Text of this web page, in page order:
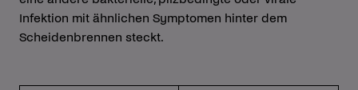
Infektion mit ähnlichen Symptomen hinter dem
Scheidenbrennen steckt.